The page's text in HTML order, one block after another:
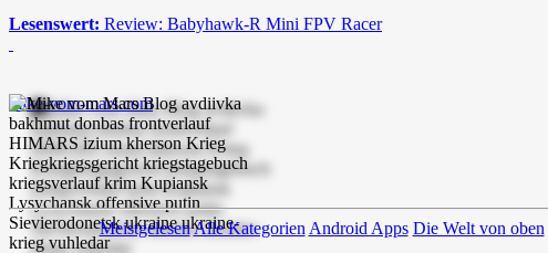
Lesenswert: Review: Babyhawk-R Mini FPV Racer
mike-vom-mars.com
MeistgelesenAlle Kategorien Android Apps Die Welt von oben